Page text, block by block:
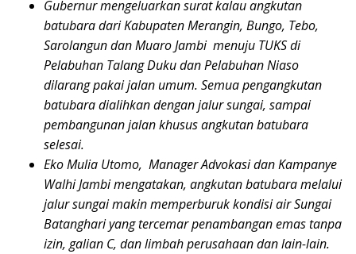
Gubernur mengeluarkan surat kalau angkutan
batubara dari Kabupaten Merangin, Bungo, Tebo,
Sarolangun dan Muaro Jambi menuju TUKS di
Pelabuhan Talang Duku dan Pelabuhan Niaso
dilarang pakai jalan umum. Semua pengangkutan
batubara dialihkan dengan jalur sungai, sampai
pembangunan jalan khusus angkutan batubara
selesai.
Eko Mulia Utomo, Manager Advokasi dan Kampanye
Walhi Jambimengatakan, angkutan batubara melalui
jalur sungai makin memperburuk kondisi air Sungai
Batanghari yang tercemar penambangan emas tanpa
izin, galian C, dan limbah perusahaan dan lain-lain.